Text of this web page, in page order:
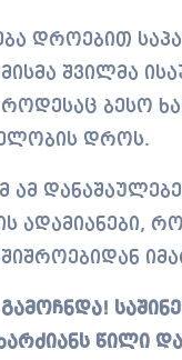
მისმა შვილმა
როდესაც ბესო
დროს.
ამ
ადამიანები,
წილი